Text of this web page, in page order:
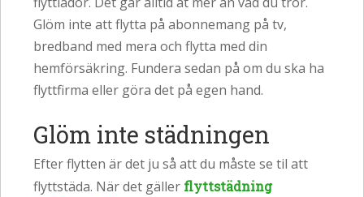
Glöm inte att flytta på abonnemang på tv,
bredband med mera och flytta med din
hemförsäkring. Fundera sedan på om du ska ha
flyttfirma eller göra det på egen hand.
Glöm inte städningen
Efter flytten är det ju så att du måste se til att
flyttstäda. När det gäller flyttstädning